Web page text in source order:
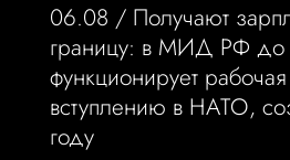
06.08 / Получают
границу: в МИД РФ до
функционирует
вступлению в НАТО,
году